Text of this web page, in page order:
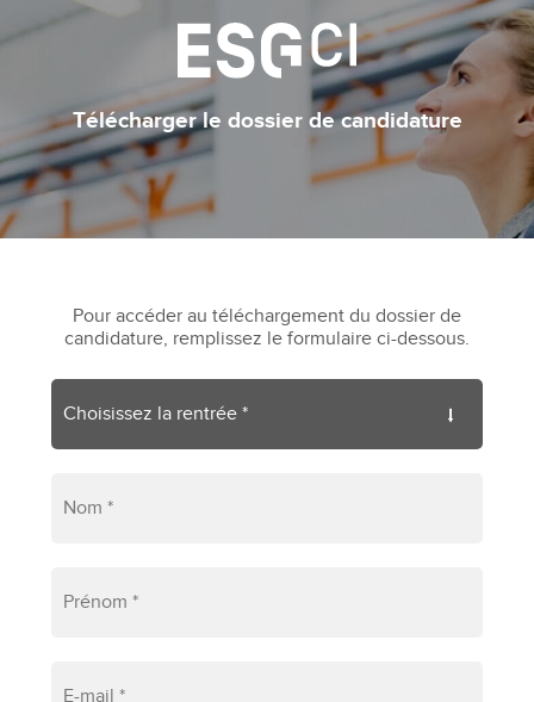
Télécharger le dossier de candidature
Pour accéder au téléchargement du dossier de
candidature, remplissez le formulaire ci-dessous.